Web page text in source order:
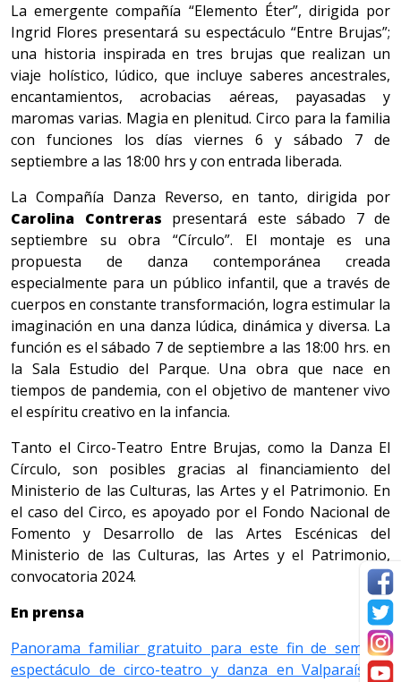
La emergente compañía “Elemento Éter”, dirigida por
Ingrid Flores presentará su espectáculo “Entre Brujas”;
una historia inspirada en tres brujas que realizan un
viaje holístico, lúdico, que incluye saberes ancestrales,
encantamientos, acrobacias aéreas, payasadas y
maromas varias. Magia en plenitud. Circo para la familia
con funciones los días viernes 6 y sábado 7 de
septiembre a las 18:00 hrs y con entrada liberada.
La Compañía Danza Reverso, en tanto, dirigida por
Carolina Contreras presentará este sábado 7 de
septiembre su obra “Círculo”. El montaje es una
propuesta de danza contemporánea creada
especialmente para un público infantil, que a través de
cuerpos en constante transformación, logra estimular la
imaginación en una danza lúdica, dinámica y diversa. La
función es el sábado 7 de septiembre a las 18:00 hrs. en
la Sala Estudio del Parque. Una obra que nace en
tiempos de pandemia, con el objetivo de mantener vivo
el espíritu creativo en la infancia.
Tanto el Circo-Teatro Entre Brujas, como la Danza El
Círculo, son posibles gracias al financiamiento del
Ministerio de las Culturas, las Artes y el Patrimonio. En
el caso del Circo, es apoyado por el Fondo Nacional de
Fomento y Desarrollo de las Artes Escénicas del
Ministerio de las Culturas, las Artes y el Patrimonio,
convocatoria 2024.
En prensa
Panorama familiar gratuito para este fin de semana:
espectáculo de circo-teatro y danza en Valparaíso |